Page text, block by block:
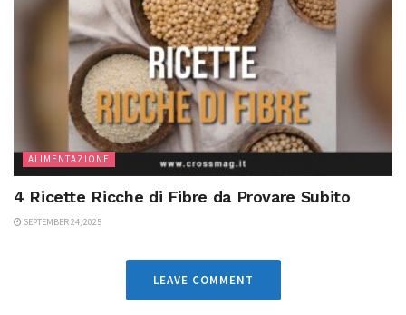
ALIMENTAZIONE
4 Ricette Ricche di Fibre da Provare Subito
SEPTEMBER 24, 2025
LEAVE COMMENT